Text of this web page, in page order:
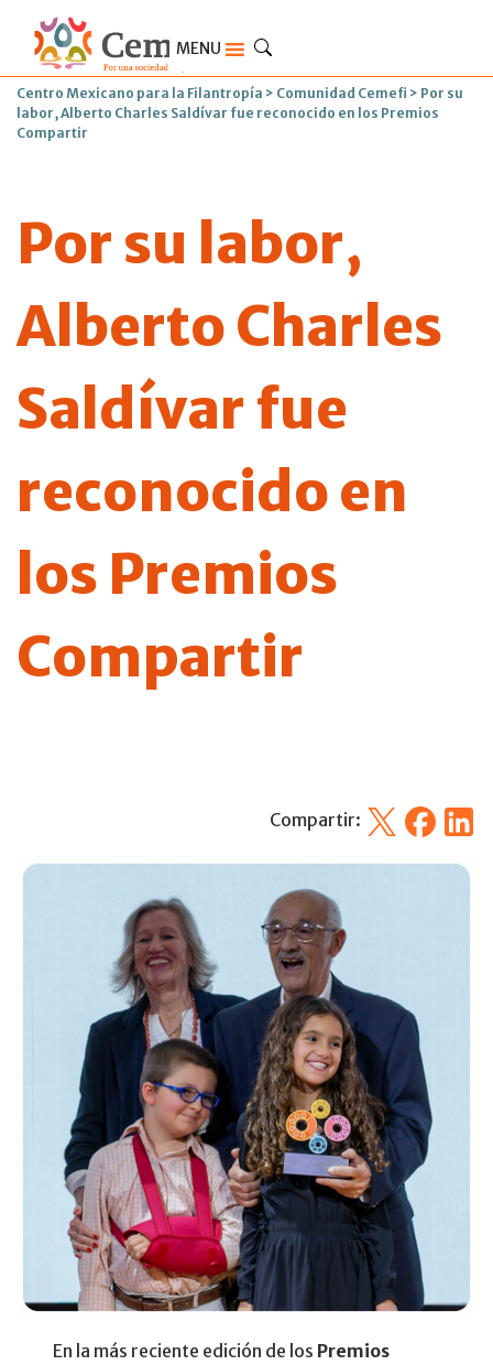
MENU
Centro Mexicano para la Filantropía > Comunidad Cemefi > Por su
labor, Alberto Charles Saldívar fue reconocido en los Premios
Compartir
Por su labor,
Alberto Charles
Saldívar fue
reconocido en
los Premios
Compartir
Compartir: X Facebook
En la más reciente edición de los Premios